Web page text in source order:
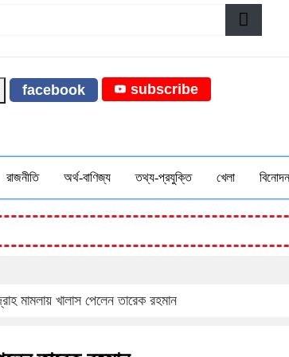
facebook subscribe
রাজনীতি অর্থ-বাণিজ্য তথ্য-প্রযুক্তি খেলা বিনোদন
মামলায় খালাস পেলেন তারেক রহমান